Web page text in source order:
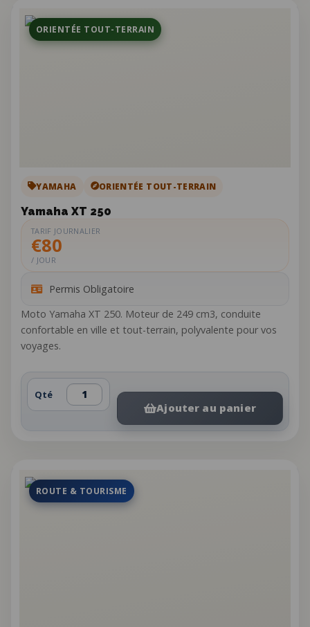
ORIENTÉE TOUT-TERRAIN
YAMAHA ORIENTÉE TOUT-TERRAIN
Yamaha XT 250
TARIF JOURNALIER
€80
/ JOUR
Permis Obligatoire
Moto Yamaha XT 250. Moteur de 249 cm3, conduite
confortable en ville et tout-terrain, polyvalente pour vos
voyages.
Qté
Ajouter au panier
ROUTE & TOURISME